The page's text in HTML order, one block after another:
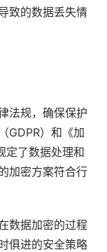
致的数据丢失情
法规，确保保护
GDPR）和《加
定了数据处理和
加密方案符合行
数据加密的过程
俱进的安全策略